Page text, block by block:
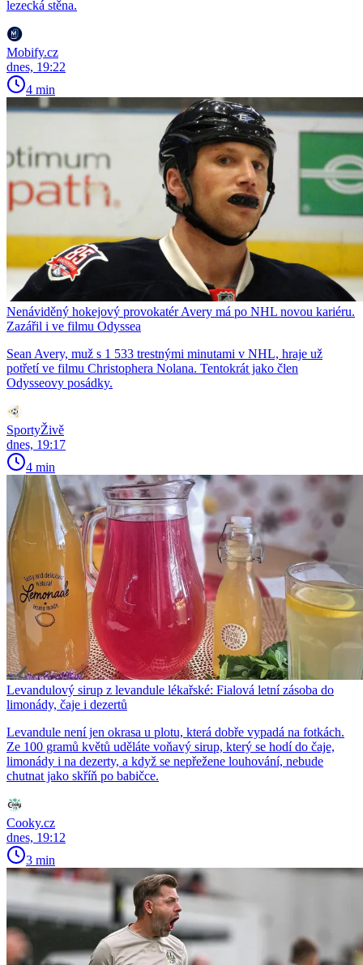
lezecká stěna.
Mobify.cz
dnes, 19:22
4 min
Nenáviděný hokejový provokatér Avery má po NHL novou kariéru.
Zazářil i ve filmu Odyssea
Sean Avery, muž s 1 533 trestnými minutami v NHL, hraje už
potřetí ve filmu Christophera Nolana. Tentokrát jako člen
Odysseovy posádky.
SportyŽivě
dnes, 19:17
4 min
Levandulový sirup z levandule lékařské: Fialová letní zásoba do
limonády, čaje i dezertů
Levandule není jen okrasa u plotu, která dobře vypadá na fotkách.
Ze 100 gramů květů uděláte voňavý sirup, který se hodí do čaje,
limonády i na dezerty, a když se nepřežene louhování, nebude
chutnat jako skříň po babičce.
Cooky.cz
dnes, 19:12
3 min